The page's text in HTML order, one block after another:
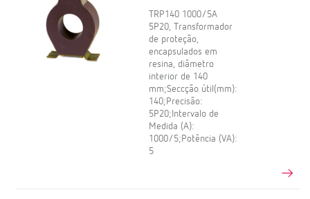
TRP140 1000/5A
5P20, Transformador
de proteção,
encapsulados em
resina, diâmetro
interior de 140
mm;Seccção útil(mm):
140;Precisão:
5P20;Intervalo de
Medida (A):
1000/5;Potência (VA):
5